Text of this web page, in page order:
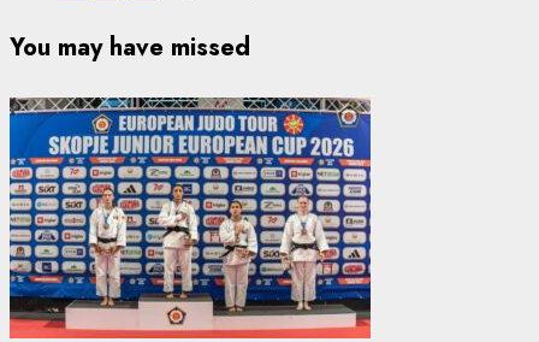
You may have missed